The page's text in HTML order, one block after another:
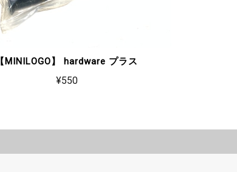
【MINILOGO】 hardware プラス
¥550